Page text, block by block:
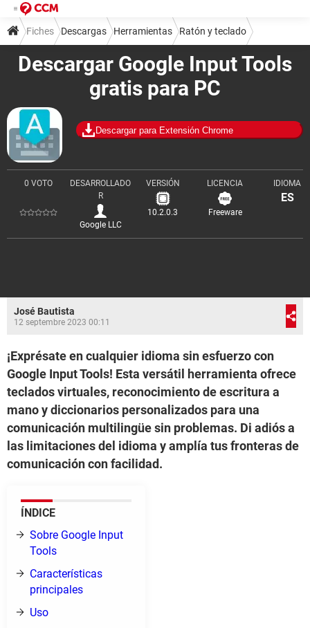
Descargar Google Input Tools
gratis para PC
Descargar para Extensión Chrome
0 VOTO
DESARROLLADO
R
Google LLC
VERSIÓN
10.2.0.3
LICENCIA
Freeware
IDIOMA
ES
Fiches Descargas Herramientas Ratón y teclado
José Bautista
12 septembre 2023 00:11
¡Exprésate en cualquier idioma sin esfuerzo con
Google Input Tools! Esta versátil herramienta ofrece
teclados virtuales, reconocimiento de escritura a
mano y diccionarios personalizados para una
comunicación multilingüe sin problemas. Di adiós a
las limitaciones del idioma y amplía tus fronteras de
comunicación con facilidad.
ÍNDICE
Sobre Google Input
Tools
Características
principales
Uso